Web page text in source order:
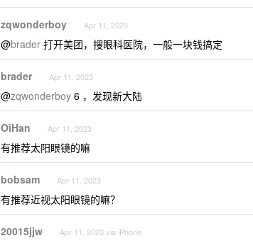
zqwonderboy Apr 11, 2023
@brader 打开美团，搜眼科医院，一般一块钱搞定
brader Apr 11, 2023
@zqwonderboy 6 ，发现新大陆
OiHan Apr 11, 2023
有推荐太阳眼镜的嘛
bobsam Apr 11, 2023
有推荐近视太阳眼镜的嘛？
20015jjw Apr 11, 2023 via iPhone